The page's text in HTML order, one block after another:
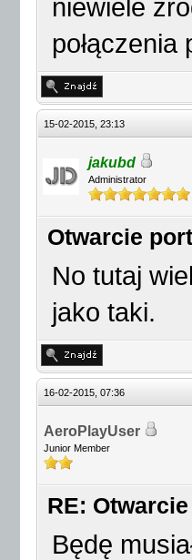
niewiele
15-02-2015, 23:13
jakubd
Administrator
Otwarcie
No tutaj
jako taki.
16-02-2015, 07:36
AeroPlayUser
Junior Member
RE:
Będę